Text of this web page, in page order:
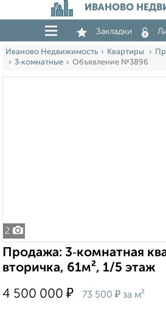
ИВАНОВО
Закладки
Иваново Недвижимость Квартиры
3‑комнатные
Объявление №3896
2
Продажа: 3‑комнатная
вторичка, 61м², 1/5 этаж
4 500 000 ₽ 73 500 ₽ за м²